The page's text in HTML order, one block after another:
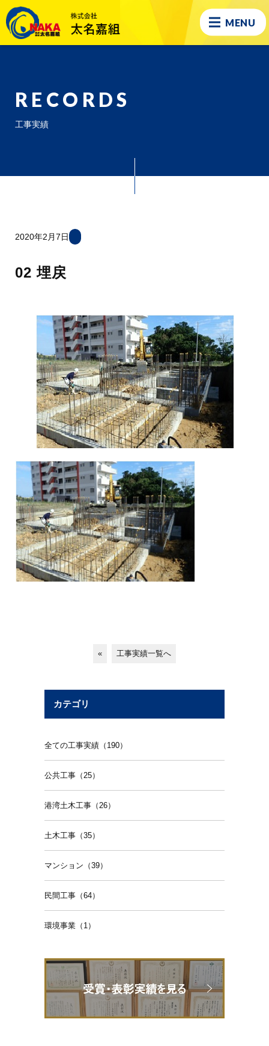
MENU
RECORDS
工事実績
2020年2月7日
02 埋戻
« 工事実績一覧へ
カテゴリ
全ての工事実績（190）
公共工事（25）
港湾土木工事（26）
土木工事（35）
マンション（39）
民間工事（64）
環境事業（1）